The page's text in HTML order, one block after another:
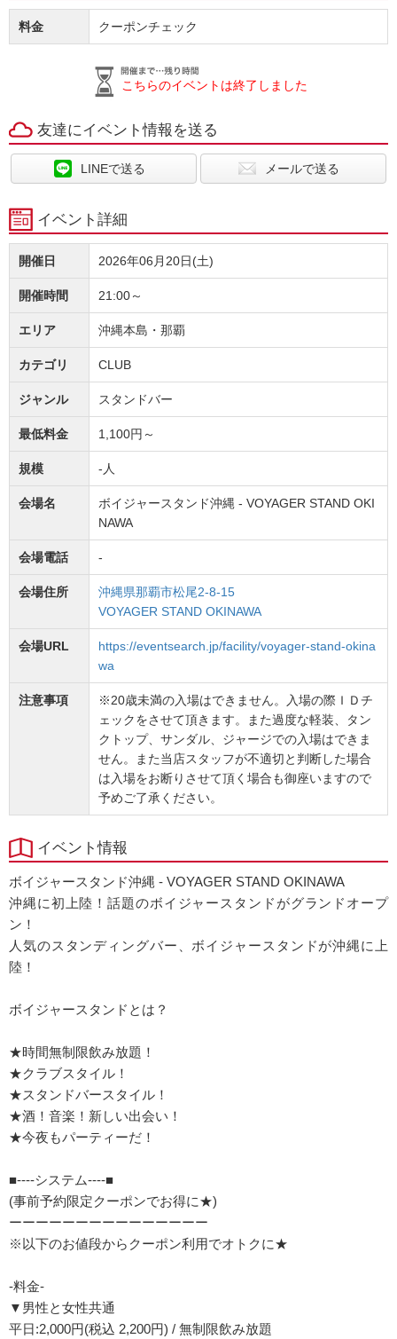
料金 クーポンチェック
こちらのイベントは終了しました
友達にイベント情報を送る
LINEで送る メールで送る
イベント詳細
開催日 2026年06月20日(土)
開催時間 21:00～
エリア 沖縄本島・那覇
カテゴリ CLUB
ジャンル スタンドバー
最低料金 1,100円～
規模 -人
会場名
ボイジャースタンド沖縄 - VOYAGER STAND OKI
NAWA
会場電話 -
会場住所
沖縄県那覇市松尾2-8-15
VOYAGER STAND OKINAWA
会場URL
https://eventsearch.jp/facility/voyager-stand-okina
wa
注意事項
※20歳未満の入場はできません。入場の際ＩＤチ
ェックをさせて頂きます。また過度な軽装、タン
クトップ、サンダル、ジャージでの入場はできま
せん。また当店スタッフが不適切と判断した場合
は入場をお断りさせて頂く場合も御座いますので
予めご了承ください。
イベント情報
ボイジャースタンド沖縄 - VOYAGER STAND OKINAWA
沖縄に初上陸！話題のボイジャースタンドがグランドオープ
ン！
人気のスタンディングバー、ボイジャースタンドが沖縄に上
陸！
ボイジャースタンドとは？
★時間無制限飲み放題！
★クラブスタイル！
★スタンドバースタイル！
★酒！音楽！新しい出会い！
★今夜もパーティーだ！
■----システム----■
(事前予約限定クーポンでお得に★)
ーーーーーーーーーーーーーーー
※以下のお値段からクーポン利用でオトクに★
-料金-
▼男性と女性共通
平日:2,000円(税込 2,200円) / 無制限飲み放題